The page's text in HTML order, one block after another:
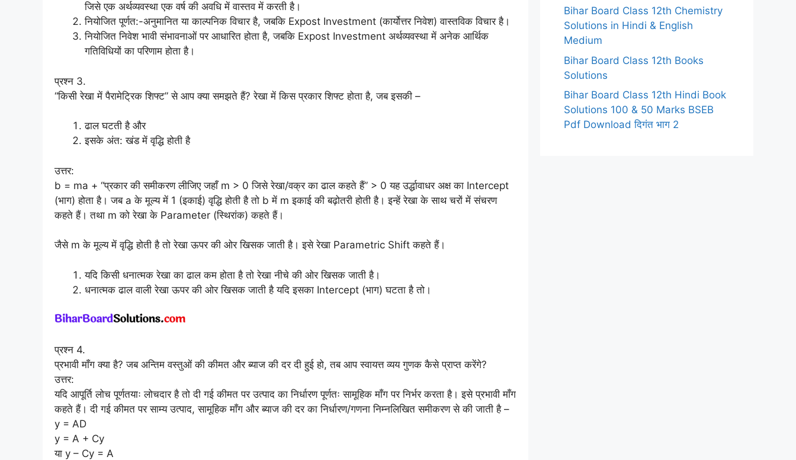
जिसे एक अर्थव्यवस्था एक वर्ष की अवधि में वास्तव में करती है।
नियोजित पूर्णत:-अनुमानित या काल्पनिक विचार है, जबकि Expost Investment (कार्योत्तर निवेश) वास्तविक विचार है।
नियोजित निवेश भावी संभावनाओं पर आधारित होता है, जबकि Expost Investment अर्थव्यवस्था में अनेक आर्थिक
गतिविधियों का परिणाम होता है।
प्रश्न 3.
“किसी रेखा में पैरामेट्रिक शिफ्ट” से आप क्या समझते हैं? रेखा में किस प्रकार शिफ्ट होता है, जब इसकी –
ढाल घटती है और
इसके अंत: खंड में वृद्धि होती है
उत्तर:
b = ma + “प्रकार की समीकरण लीजिए जहाँ m > 0 जिसे रेखा/वक्र का ढाल कहते हैं” > 0 यह उर्द्धावाधर अक्ष का Intercept
(भाग) होता है। जब a के मूल्य में 1 (इकाई) वृद्धि होती है तो b में m इकाई की बढ़ोतरी होती है। इन्हें रेखा के साथ चरों में संचरण
कहते हैं। तथा m को रेखा के Parameter (स्थिरांक) कहते हैं।
जैसे m के मूल्य में वृद्धि होती है तो रेखा ऊपर की ओर खिसक जाती है। इसे रेखा Parametric Shift कहते हैं।
यदि किसी धनात्मक रेखा का ढाल कम होता है तो रेखा नीचे की ओर खिसक जाती है।
धनात्मक ढाल वाली रेखा ऊपर की ओर खिसक जाती है यदि इसका Intercept (भाग) घटता है तो।
प्रश्न 4.
प्रभावी माँग क्या है? जब अन्तिम वस्तुओं की कीमत और ब्याज की दर दी हुई हो, तब आप स्वायत्त व्यय गुणक कैसे प्राप्त करेंगे?
उत्तर:
यदि आपूर्ति लोच पूर्णतयाः लोचदार है तो दी गई कीमत पर उत्पाद का निर्धारण पूर्णतः सामूहिक माँग पर निर्भर करता है। इसे प्रभावी माँग
कहते हैं। दी गई कीमत पर साम्य उत्पाद, सामूहिक माँग और ब्याज की दर का निर्धारण/गणना निम्नलिखित समीकरण से की जाती है –
y = AD
y = A + Cy
या y – Cy = A
Bihar Board Class 12th Chemistry
Solutions in Hindi & English
Medium
Bihar Board Class 12th Books
Solutions
Bihar Board Class 12th Hindi Book
Solutions 100 & 50 Marks BSEB
Pdf Download दिगंत भाग 2